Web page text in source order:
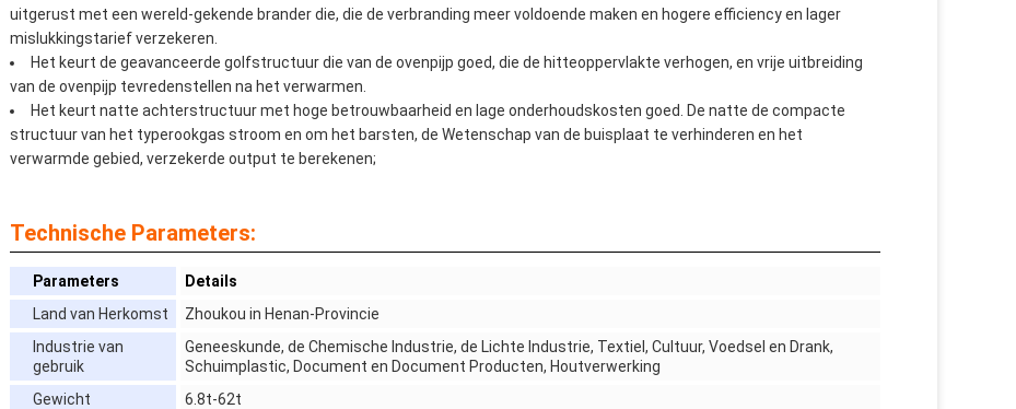
uitgerust met een wereld-gekende brander die, die de verbranding meer voldoende maken en hogere efficiency en lager
mislukkingstarief verzekeren.
Het keurt de geavanceerde golfstructuur die van de ovenpijp goed, die de hitteoppervlakte verhogen, en vrije uitbreiding
van de ovenpijp tevredenstellen na het verwarmen.
Het keurt natte achterstructuur met hoge betrouwbaarheid en lage onderhoudskosten goed. De natte de compacte
structuur van het typerookgas stroom en om het barsten, de Wetenschap van de buisplaat te verhinderen en het
verwarmde gebied, verzekerde output te berekenen;
Technische Parameters:
Parameters
Details
Land van Herkomst
Zhoukou in Henan-Provincie
Industrie van
gebruik
Geneeskunde, de Chemische Industrie, de Lichte Industrie, Textiel, Cultuur, Voedsel en Drank,
Schuimplastic, Document en Document Producten, Houtverwerking
Gewicht
6.8t-62t